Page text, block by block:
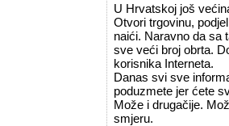
U Hrvatskoj još
Otvori trgovinu,
naići. Naravno da sa
sve veći broj obrta.
korisnika Interneta.
Danas svi sve
poduzmete jer ćete
Može i drugačije.
smjeru.